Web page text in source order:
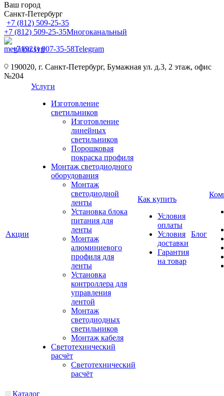
Ваш город
Санкт-Петербург
+7 (812) 509-25-35
+7 (812) 509-25-35Многоканальный
+7 (921) 907-35-58Telegram
190020, г. Санкт-Петербург, Бумажная ул. д.3, 2 этаж, офис
№204
Акции
Услуги
Изготовление
светильников
Изготовление
линейных
светильников
Порошковая
покраска профиля
Монтаж светодиодного
оборудования
Монтаж
светодиодной
ленты
Установка блока
питания для
ленты
Монтаж
алюминиевого
профиля для
ленты
Установка
контроллера для
управления
лентой
Монтаж
светодиодных
светильников
Монтаж кабеля
Светотехнический
расчёт
Светотехнический
расчёт
Как купить
Условия
оплаты
Условия
доставки
Гарантия
на товар
Блог
Каталог